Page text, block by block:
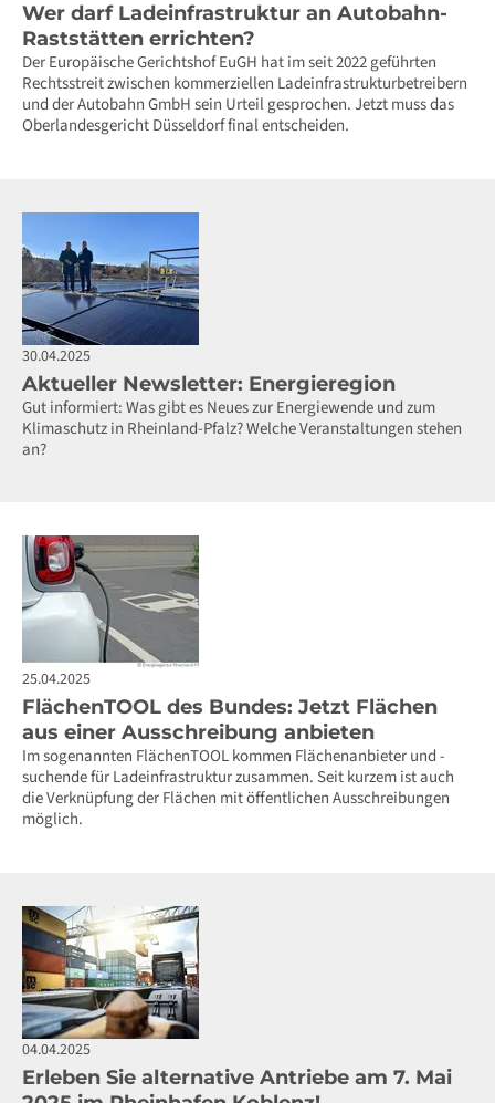
Wer darf Ladeinfrastruktur an Autobahn-
Raststätten errichten?
Der Europäische Gerichtshof EuGH hat im seit 2022 geführten
Rechtsstreit zwischen kommerziellen Ladeinfrastrukturbetreibern
und der Autobahn GmbH sein Urteil gesprochen. Jetzt muss das
Oberlandesgericht Düsseldorf final entscheiden.
30.04.2025
Aktueller Newsletter: Energieregion
Gut informiert: Was gibt es Neues zur Energiewende und zum
Klimaschutz in Rheinland-Pfalz? Welche Veranstaltungen stehen
an?
25.04.2025
FlächenTOOL des Bundes: Jetzt Flächen
aus einer Ausschreibung anbieten
Im sogenannten FlächenTOOL kommen Flächenanbieter und -
suchende für Ladeinfrastruktur zusammen. Seit kurzem ist auch
die Verknüpfung der Flächen mit öffentlichen Ausschreibungen
möglich.
04.04.2025
Erleben Sie alternative Antriebe am 7. Mai